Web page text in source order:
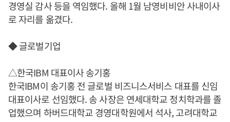
경영실 감사 등을 역임했다. 올해 1월 남영비비안 사내이사
로 자리를 옮겼다.
◆ 글로벌기업
△한국IBM 대표이사 송기홍
한국IBM이 송기홍 전 글로벌 비즈니스서비스 대표를 신임
대표이사로 선임했다. 송 사장은 연세대학교 정치학과를 졸
업했으며 하버드대학교 경영대학원에서 석사, 고려대학교